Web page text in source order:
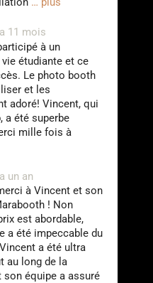
11 mois
à un
étudiante et ce
Le photo booth
et les
adoré! Vincent, qui
a été superbe
mille fois à
un an
à Vincent et son
! Non
est abordable,
a été impeccable du
a été ultra
au long de la
son équipe a assuré